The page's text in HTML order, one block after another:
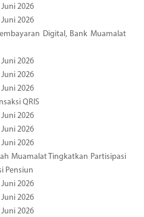
2026
2026
Digital, Bank Muamalat
2026
2026
2026
QRIS
2026
2026
2026
Muamalat Tingkatkan Partisipasi
Pensiun
2026
2026
2026